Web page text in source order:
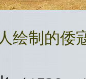
绘制的倭